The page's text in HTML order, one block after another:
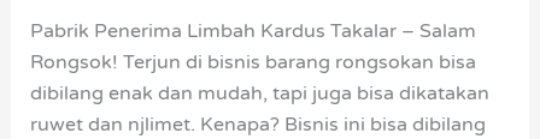
Pabrik Penerima Limbah Kardus Takalar – Salam
Rongsok! Terjun di bisnis barang rongsokan bisa
dibilang enak dan mudah, tapi juga bisa dikatakan
ruwet dan njlimet. Kenapa? Bisnis ini bisa dibilang